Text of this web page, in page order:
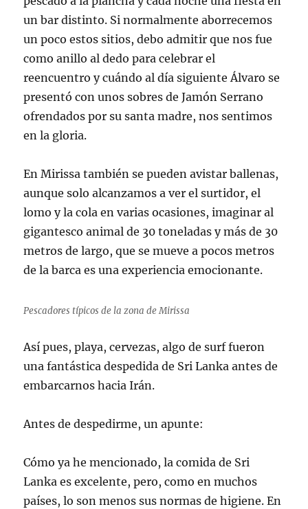
un bar distinto. Si normalmente aborrecemos
un poco estos sitios, debo admitir que nos fue
como anillo al dedo para celebrar el
reencuentro y cuándo al día siguiente Álvaro se
presentó con unos sobres de Jamón Serrano
ofrendados por su santa madre, nos sentimos
en la gloria.
En Mirissa también se pueden avistar ballenas,
aunque solo alcanzamos a ver el surtidor, el
lomo y la cola en varias ocasiones, imaginar al
gigantesco animal de 30 toneladas y más de 30
metros de largo, que se mueve a pocos metros
de la barca es una experiencia emocionante.
Pescadores típicos de la zona de Mirissa
Así pues, playa, cervezas, algo de surf fueron
una fantástica despedida de Sri Lanka antes de
embarcarnos hacia Irán.
Antes de despedirme, un apunte:
Cómo ya he mencionado, la comida de Sri
Lanka es excelente, pero, como en muchos
países, lo son menos sus normas de higiene. En